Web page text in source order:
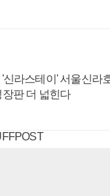
라스테이' 서울신라
장판 더 넓힌다